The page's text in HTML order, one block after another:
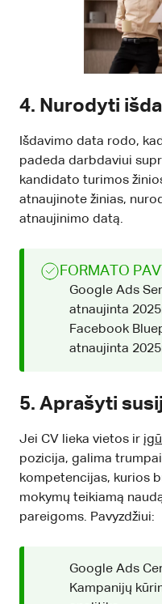
4. Nurodyti
Išdavimo data rodo,
padeda darbdaviui
kandidato turimos
atnaujinote žinias,
atnaujinimo datą.
FORMATO
Google Ads
atnaujinta
Facebook
atnaujinta
5. Aprašyti
Jei CV lieka vietos ir
pozicija, galima
kompetencijas, kurios
mokymų teikiamą
pareigoms. Pavyzdžiui:
Google Ads
Kampanijų